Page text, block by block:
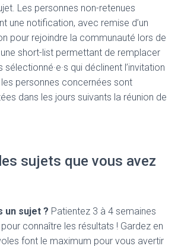
Les personnes non-retenues
une notification, avec remise d’un
pour rejoindre la communauté lors de
une short-list permettant de remplacer
sélectionné·e·s qui déclinent l’invitation
personnes concernées sont
dans les jours suivants la réunion de
sujets que vous avez
un sujet ? Patientez 3 à 4 semaines
connaître les résultats ! Gardez en
font le maximum pour vous avertir